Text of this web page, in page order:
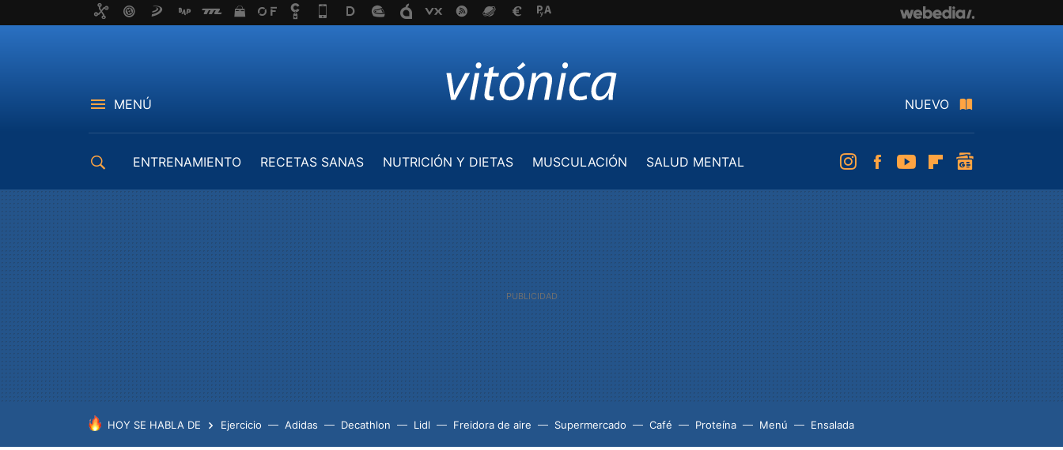
MENÚ NUEVO
ENTRENAMIENTO RECETAS SANAS NUTRICIÓN Y DIETAS MUSCULACIÓN
SALUD MENTAL
InstagramFacebookYoutubeFlipboard
HOY SE HABLA DE Ejercicio Adidas Decathlon Lidl Freidora de aire Supermercado Café Proteína Menú Ensalada